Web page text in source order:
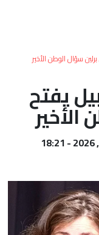
سؤال الوطن الأخير
يفتح